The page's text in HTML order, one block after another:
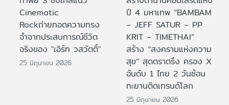
Cinematic
Rockถ่ายทอดความทรง
จำจากประสบการณ์ชีวิต
จริงของ "เอิร์ท วสวัตติ์"
25 มิถุนายน 2026
ปี 4 มหาเทพ “BAMBAM
– JEFF SATUR – PP
KRIT – TIMETHAI”
สร้าง “สงครามแห่งความ
สุข” สุดตราตรึง ครอง X
อันดับ 1 ไทย 2 วันซ้อน
ทะยานติดเทรนด์โลก
25 มิถุนายน 2026